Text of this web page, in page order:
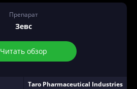
Препарат
Зевс
Читать обзор
Taro Pharmaceutical Industries